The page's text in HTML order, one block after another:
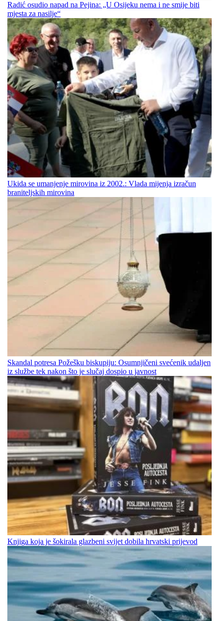
Radić osudio napad na Pejina: „U Osijeku nema i ne smije biti
mjesta za nasilje“
Ukida se umanjenje mirovina iz 2002.: Vlada mijenja izračun
braniteljskih mirovina
Skandal potresa Požešku biskupiju: Osumnjičeni svećenik udaljen
iz službe tek nakon što je slučaj dospio u javnost
Knjiga koja je šokirala glazbeni svijet dobila hrvatski prijevod